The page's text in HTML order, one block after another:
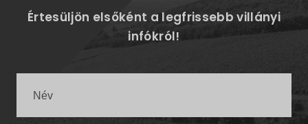
Értesüljön elsőként a legfrissebb villányi
infókról!